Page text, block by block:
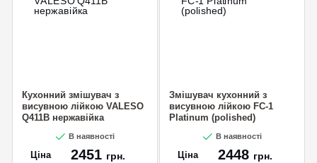
Кухонний змішувач з
висувною лійкою VALESO
Q411B нержавійка
В наявності
Ціна 2451 грн.
Змішувач кухонний з
висувною лійкою FC-1
Platinum (polished)
В наявності
Ціна 2448 грн.